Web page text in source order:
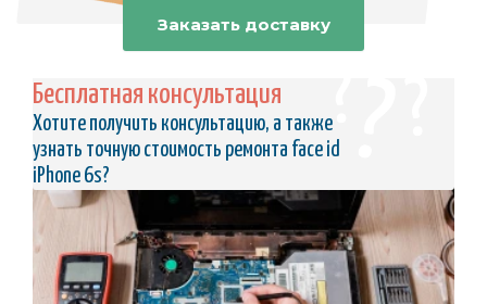
Заказать доставку
Бесплатная консультация
Хотите получить консультацию, а также
узнать точную стоимость ремонта face id
iPhone 6s?